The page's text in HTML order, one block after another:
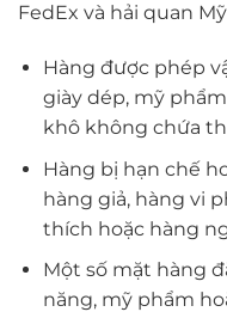
FedEx và hải quan
Hàng được phép
giày dép, mỹ
khô không chứa
Hàng bị hạn chế
hàng giả, hàng vi
thích hoặc hàng
Một số mặt hàng
năng, mỹ phẩm